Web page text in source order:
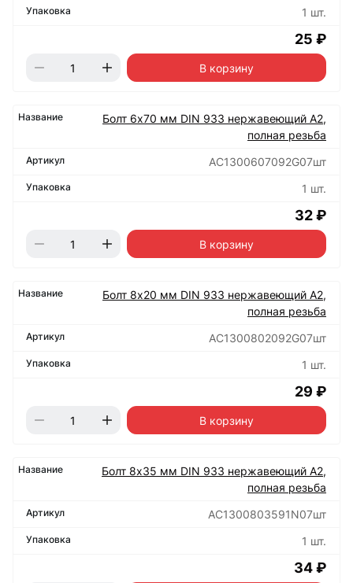
1 шт.
25 ₽
В корзину
Болт 6х70 мм DIN 933 нержавеющий А2,
полная резьба
АС1300607092G07шт
1 шт.
32 ₽
В корзину
Болт 8х20 мм DIN 933 нержавеющий А2,
полная резьба
АС1300802092G07шт
1 шт.
29 ₽
В корзину
Болт 8х35 мм DIN 933 нержавеющий А2,
полная резьба
АС1300803591N07шт
1 шт.
34 ₽